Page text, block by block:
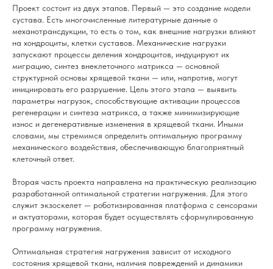
Проект состоит из двух этапов. Первый — это создание модели
сустава. Есть многочисленные литературные данные о
механотрансдукции, то есть о том, как внешние нагрузки влияют
на хондроциты, клетки суставов. Механические нагрузки
запускают процессы деления хондроцитов, индуцируют их
миграцию, синтез внеклеточного матрикса — основной
структурной основы хрящевой ткани — или, напротив, могут
инициировать его разрушение. Цель этого этапа — выявить
параметры нагрузок, способствующие активации процессов
регенерации и синтеза матрикса, а также минимизирующие
износ и дегенеративные изменения в хрящевой ткани. Иными
словами, мы стремимся определить оптимальную программу
механического воздействия, обеспечивающую благоприятный
клеточный ответ.
Вторая часть проекта направлена на практическую реализацию
разработанной оптимальной стратегии нагружения. Для этого
служит экзоскелет — роботизированная платформа с сенсорами
и актуаторами, которая будет осуществлять сформулированную
программу нагружения.
Оптимальная стратегия нагружения зависит от исходного
состояния хрящевой ткани, наличия повреждений и динамики